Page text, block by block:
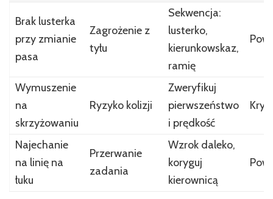
Brak lusterka
przy zmianie
pasa
Zagrożenie z
tyłu
Sekwencja:
lusterko,
kierunkowskaz,
ramię
Wymuszenie
na
skrzyżowaniu
Ryzyko kolizji
Zweryfikuj
pierwszeństwo
i prędkość
Najechanie
na linię na
łuku
Przerwanie
zadania
Wzrok daleko,
koryguj
kierownicą